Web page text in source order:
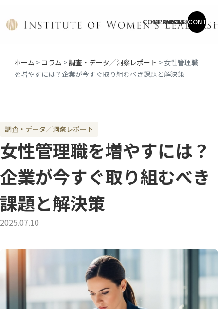
COMPANY
SERVICE
CASES
COLUMN
NEWS
ホーム > コラム >調査・データ／洞察レポート > 女性管理職
を増やすには？企業が今すぐ取り組むべき課題と解決策
調査・データ／洞察レポート
女性管理職を増やすには？
企業が今すぐ取り組むべき
課題と解決策
2025.07.10